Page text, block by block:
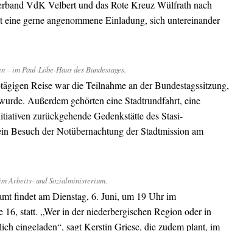
VdK Velbert und das Rote Kreuz Wülfrath nach
gerne angenommene Einladung, sich untereinander
im Paul-Löbe-Haus des Bundestages.
Reise war die Teilnahme an der Bundestagssitzung,
Außerdem gehörten eine Stadtrundfahrt, eine
zurückgehende Gedenkstätte des Stasi-
Besuch der Notübernachtung der Stadtmission am
Arbeits- und Sozialministerium.
findet am Dienstag, 6. Juni, um 19 Uhr im
statt. „Wer in der niederbergischen Region oder in
eingeladen“, sagt Kerstin Griese, die zudem plant, im